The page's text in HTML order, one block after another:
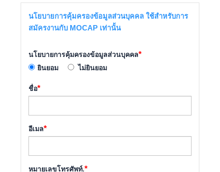
นโยบายการคุ้มครองข้อมูลส่วนบุคคล ใช้สำหรับการ
สมัครงานกับ MOCAP เท่านั้น
นโยบายการคุ้มครองข้อมูลส่วนบุคคล*
ยินยอม ไม่ยินยอม
ชื่อ*
อีเมล*
หมายเลขโทรศัพท์.*